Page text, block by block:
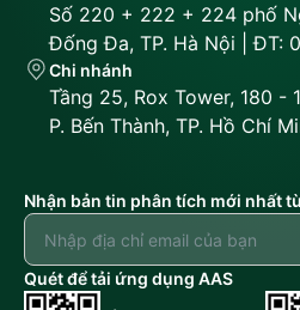
Số 220 + 222 + 224 phố
Đống Đa, TP. Hà Nội | ĐT:
Chi nhánh
Tầng 25, Rox Tower, 180 -
P. Bến Thành, TP. Hồ Chí
Nhận bản tin phân tích mới nhất
Quét để tải ứng dụng AAS